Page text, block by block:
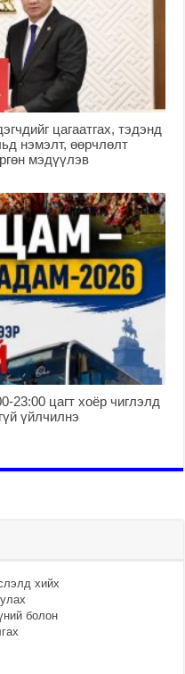
цагаатгах, тэдэнд
нэмэлт, өөрчлөлт
мэдүүлэв
23:00 цагт хоёр чиглэлд
үйлчилнэ
хийх
болон